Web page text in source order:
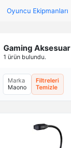
Oyuncu Ekipmanları
Gaming Aksesuar
1 ürün bulundu.
Marka
Maono
Filtreleri
Temizle